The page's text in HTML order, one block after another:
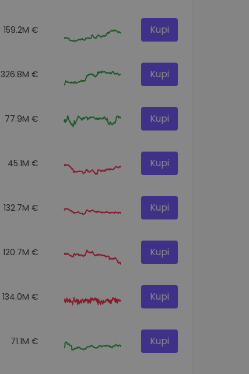
159.2M € Kupi
326.8M € Kupi
77.9M € Kupi
45.1M € Kupi
132.7M € Kupi
120.7M € Kupi
134.0M € Kupi
71.1M € Kupi